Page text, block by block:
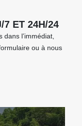
7 ET 24H/24
dans l’immédiat,
ou à nous